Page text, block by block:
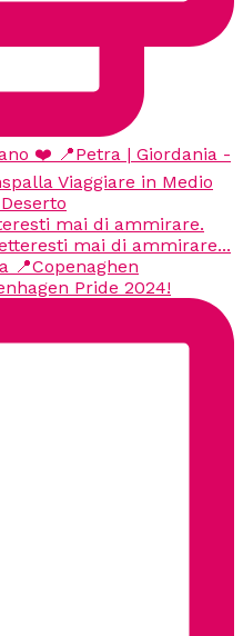
mai di ammirare.
Pride 2024!